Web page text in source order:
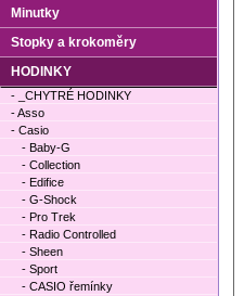
Minutky
Stopky a krokoměry
HODINKY
- _CHYTRÉ HODINKY
- Asso
- Casio
- Baby-G
- Collection
- Edifice
- G-Shock
- Pro Trek
- Radio Controlled
- Sheen
- Sport
- CASIO řemínky